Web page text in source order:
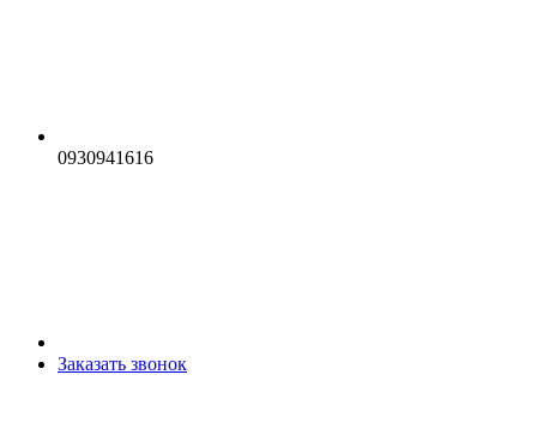
0930941616
Заказать звонок